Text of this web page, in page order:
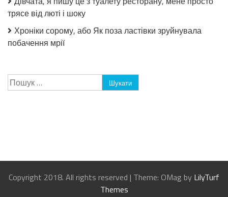
трясе від люті і шоку
Хроніки сорому, або Як поза ластівки зруйнувала
побачення мрії
Пошук:
Copyright 2018. All rights reserved | Theme: OMag by LilyTurf
Themes